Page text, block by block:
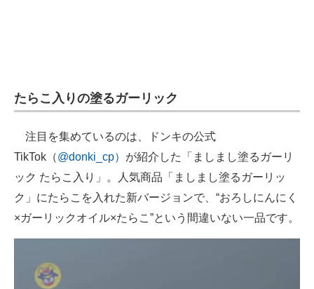
ちょっと気になるネットの話題
たらこ入りの塗るガーリック
注目を集めているのは、ドンキの公式
TikTok（@donki_cp） が紹介した「ましまし塗るガーリ
ック たらこ入り」。人気商品「ましまし塗るガーリッ
ク」にたらこを入れた新バージョンで、“おろしにんにく
×ガーリックオイル×たらこ”という間違いない一品です。